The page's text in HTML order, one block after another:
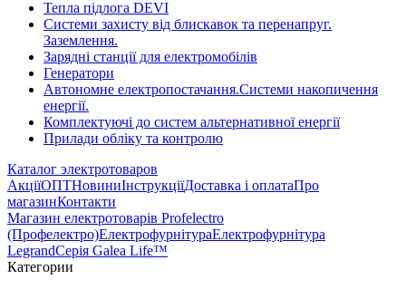
Тепла підлога DEVI
Системи захисту від блискавок та перенапруг.
Заземлення.
Зарядні станції для електромобілів
Генератори
Автономне електропостачання.Системи накопичення
енергії.
Комплектуючі до систем альтернативної енергії
Прилади обліку та контролю
Каталог электротоваров
АкціїОПТНовиниІнструкціїДоставка і оплатаПро
магазинКонтакти
Магазин електротоварів Profelectro
(Профелектро)ЕлектрофурнітураЕлектрофурнітура
LegrandСерія Galea Life™
Категории